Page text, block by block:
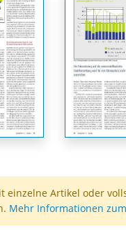
einzelne Artikel oder
Mehr Informationen